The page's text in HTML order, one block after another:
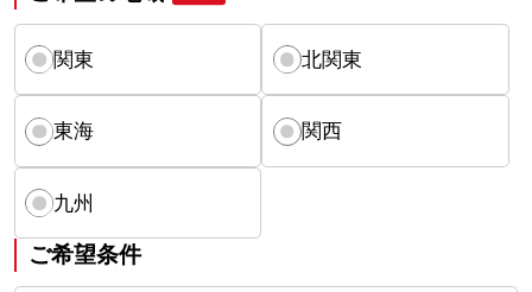
関東 北関東
東海 関西
九州
ご希望条件